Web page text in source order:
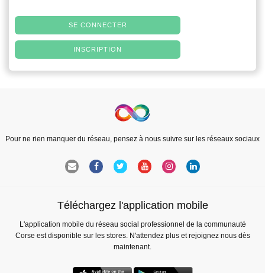
SE CONNECTER
INSCRIPTION
Pour ne rien manquer du réseau, pensez à nous suivre sur les réseaux sociaux
Téléchargez l'application mobile
L'application mobile du réseau social professionnel de la communauté
Corse est disponible sur les stores. N'attendez plus et rejoignez nous dès
maintenant.